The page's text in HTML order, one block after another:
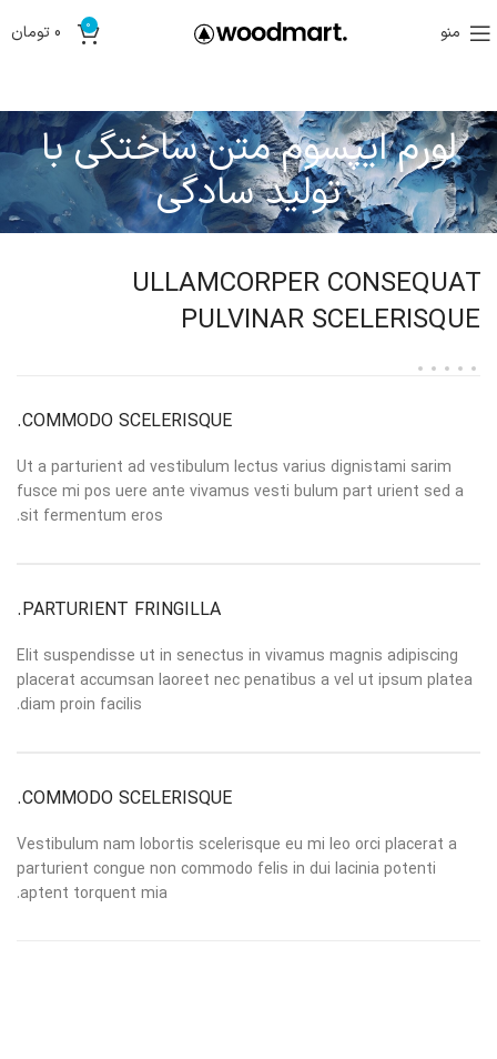
منو 0
0تومان
لورم ایپسوم متن ساختگی با
تولید سادگی
ULLAMCORPER CONSEQUAT
PULVINAR SCELERISQUE
COMMODO SCELERISQUE.
Ut a parturient ad vestibulum lectus varius dignistami sarim
fusce mi pos uere ante vivamus vesti bulum part urient sed a
sit fermentum eros.
PARTURIENT FRINGILLA.
Elit suspendisse ut in senectus in vivamus magnis adipiscing
placerat accumsan laoreet nec penatibus a vel ut ipsum platea
diam proin facilis.
COMMODO SCELERISQUE.
Vestibulum nam lobortis scelerisque eu mi leo orci placerat a
parturient congue non commodo felis in dui lacinia potenti
aptent torquent mia.